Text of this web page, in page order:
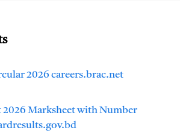
2026 careers.brac.net
2026 Marksheet with Number